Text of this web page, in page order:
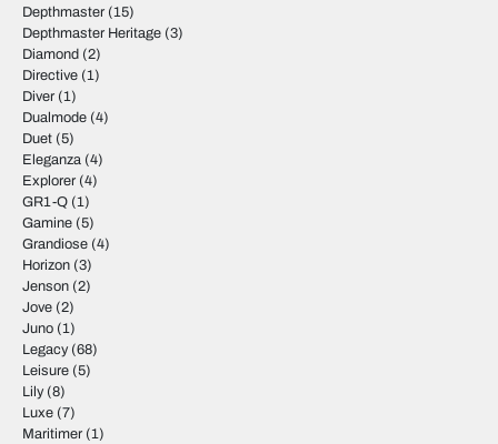
Depthmaster (15)
Depthmaster Heritage (3)
Diamond (2)
Directive (1)
Diver (1)
Dualmode (4)
Duet (5)
Eleganza (4)
Explorer (4)
GR1-Q (1)
Gamine (5)
Grandiose (4)
Horizon (3)
Jenson (2)
Jove (2)
Juno (1)
Legacy(68)
Leisure (5)
Lily(8)
Luxe (7)
Maritimer (1)